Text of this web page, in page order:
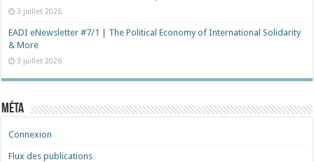
3 juillet 2026
EADI eNewsletter #7/1 | The Political Economy of International Solidarity
& More
3 juillet 2026
Méta
Connexion
Flux des publications